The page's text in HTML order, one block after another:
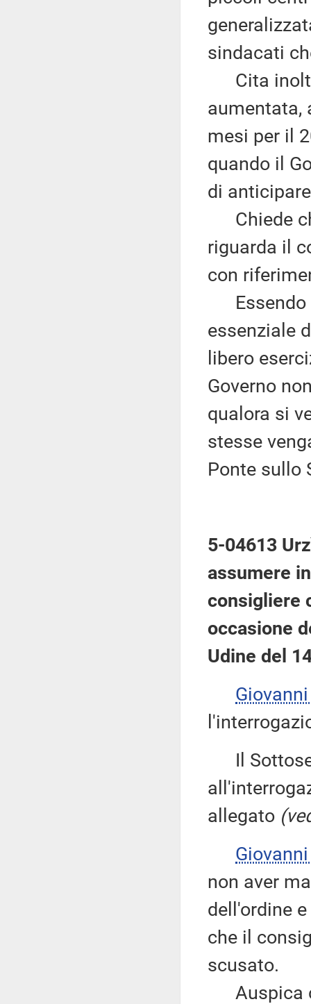
sindacati
Cita
aumentata,
mesi per il
quando il
di
Chiede
riguarda il
con
Essendo
essenziale
libero
Governo
qualora si
stesse
Ponte sullo
5-04613
assumere
consigliere
occasione
Udine del
Il
allegato
non aver
dell'ordine
che il
scusato.
Auspica